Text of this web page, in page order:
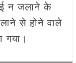
न जलाने के
से होने वाले